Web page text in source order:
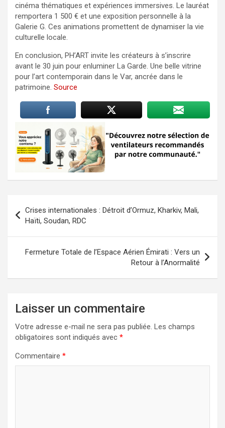
cinéma thématiques et expériences immersives. Le lauréat
remportera 1 500 € et une exposition personnelle à la
Galerie G. Ces animations promettent de dynamiser la vie
culturelle locale.
En conclusion, PH’ART invite les créateurs à s’inscrire
avant le 30 juin pour enluminer La Garde. Une belle vitrine
pour l’art contemporain dans le Var, ancrée dans le
patrimoine. Source
de
l’article
Crises internationales : Détroit d’Ormuz, Kharkiv, Mali,
Haïti, Soudan, RDC
Fermeture Totale de l’Espace Aérien Émirati : Vers un
Retour à l’Anormalité
Laisser un commentaire
Votre adresse e-mail ne sera pas publiée. Les champs
obligatoires sont indiqués avec *
Commentaire *